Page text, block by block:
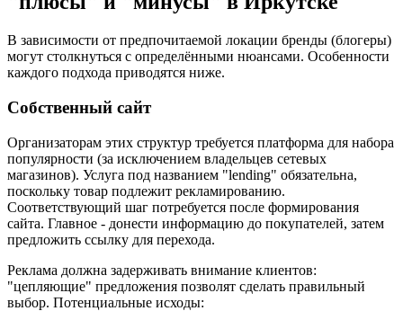
В зависимости от предпочитаемой локации бренды (блогеры)
могут столкнуться с определёнными нюансами. Особенности
каждого подхода приводятся ниже.
Собственный сайт
Организаторам этих структур требуется платформа для набора
популярности (за исключением владельцев сетевых
магазинов). Услуга под названием "lending" обязательна,
поскольку товар подлежит рекламированию.
Соответствующий шаг потребуется после формирования
сайта. Главное - донести информацию до покупателей, затем
предложить ссылку для перехода.
Реклама должна задерживать внимание клиентов:
"цепляющие" предложения позволят сделать правильный
выбор. Потенциальные исходы: